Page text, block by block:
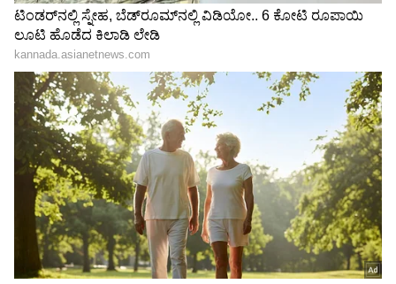
Trade Deal | Party Rounds